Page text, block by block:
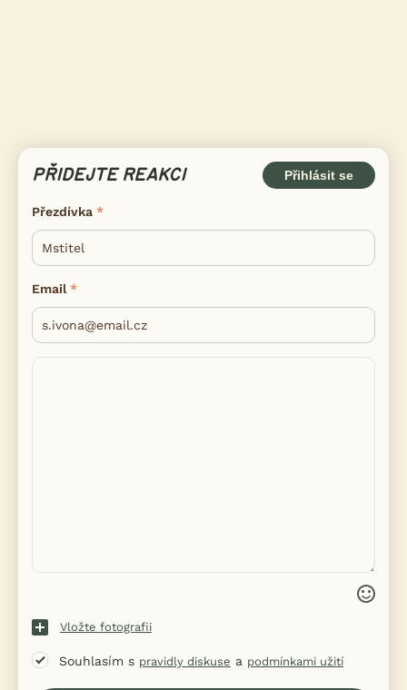
PŘIDEJTE REAKCI Přihlásit se
Přezdívka
Email
Vložte fotografii
Souhlasím s pravidly diskuse a podmínkami užití